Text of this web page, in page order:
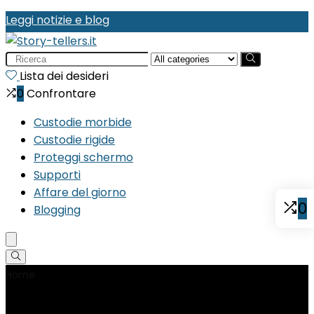
Leggi notizie e blog
Search
for:Lista dei desideri
0 Confrontare
Custodie morbide
Custodie rigide
Proteggi schermo
Supporti
Affare del giorno
Blogging
0